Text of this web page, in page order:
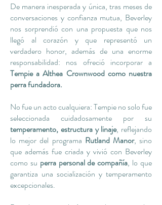
De manera inesperada y única, tras meses de
conversaciones y confianza mutua, Beverley
nos sorprendió con una propuesta que nos
llegó al corazón y que representó un
verdadero honor, además de una enorme
responsabilidad: nos ofreció incorporar a
Tempie a Althea Crownwood como nuestra
perra fundadora.
No fue un acto cualquiera: Tempie no solo fue
seleccionada cuidadosamente por su
temperamento, estructura y linaje, reflejando
lo mejor del programa Rutland Manor, sino
que además fue criada y vivió con Beverley
como su perra personal de compañía, lo que
garantiza una socialización y temperamento
excepcionales.